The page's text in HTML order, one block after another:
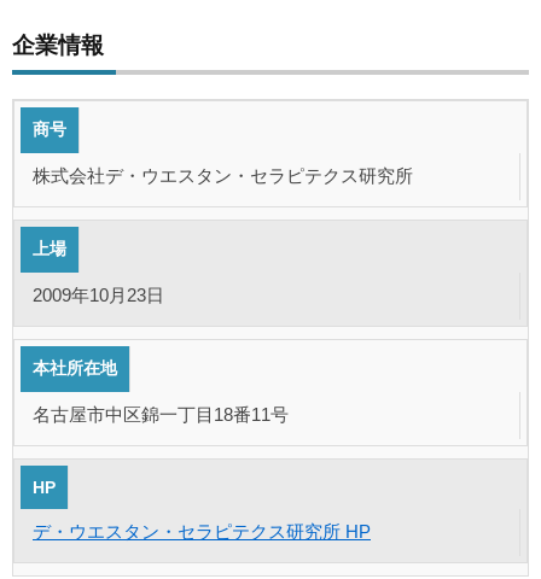
企業情報
商号
株式会社デ・ウエスタン・セラピテクス研究所
上場
2009年10月23日
本社所在地
名古屋市中区錦一丁目18番11号
HP
デ・ウエスタン・セラピテクス研究所 HP